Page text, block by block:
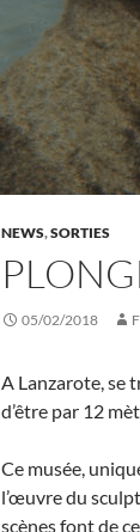
NEWS,SORTIES
05/02/2018
A Lanzarote, se
d’être par 12
Ce musée,
l’œuvre du
scènes font de